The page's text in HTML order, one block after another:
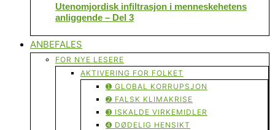
Utenomjordisk infiltrasjon i menneskehetens
anliggende – Del 3
ANBEFALES
FOR NYE LESERE
AKTIVERING FOR FOLKET
➊ GLOBAL KORRUPSJON
➋ FALSK KLIMAKRISE
➌ ISKALDE VIRKEMIDLER
➍ DØDELIG HENSIKT